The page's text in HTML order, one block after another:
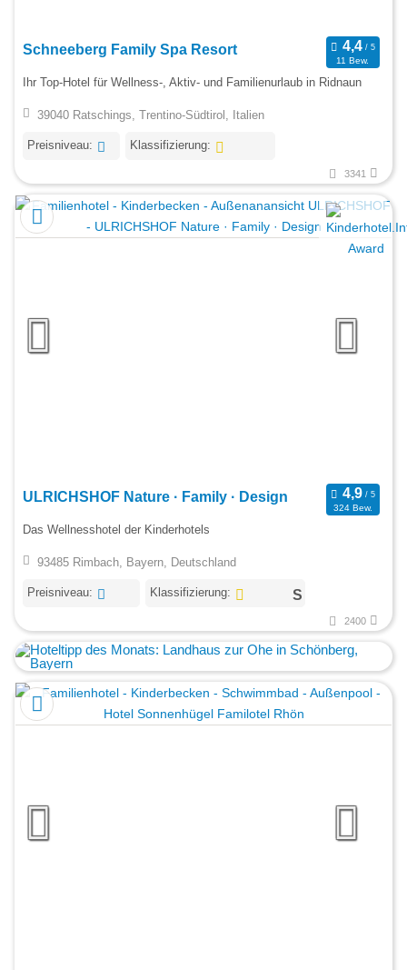
Schneeberg Family Spa Resort
11 Bew.
Ihr Top-Hotel für Wellness-, Aktiv- und Familienurlaub in Ridnaun
39040 Ratschings, Trentino-Südtirol, Italien
Preisniveau: Klassifizierung:
3341
ULRICHSHOF Nature · Family · Design
324 Bew.
Das Wellnesshotel der Kinderhotels
93485 Rimbach, Bayern, Deutschland
Preisniveau: Klassifizierung:
2400